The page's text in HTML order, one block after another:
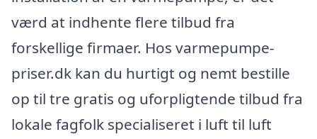
værd at indhente flere tilbud fra
forskellige firmaer. Hos varmepumpe-
priser.dk kan du hurtigt og nemt bestille
op til tre gratis og uforpligtende tilbud fra
lokale fagfolk specialiseret i luft til luft